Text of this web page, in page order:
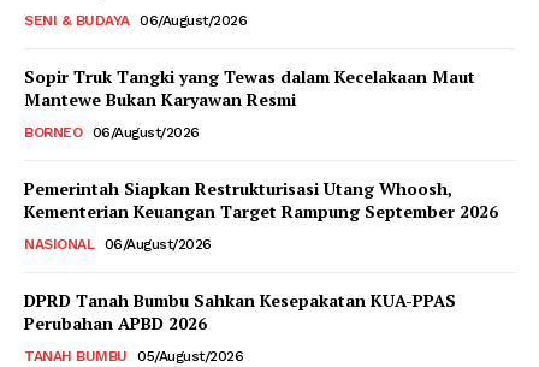
SENI & BUDAYA 06/August/2026
Sopir Truk Tangki yang Tewas dalam Kecelakaan Maut
Mantewe Bukan Karyawan Resmi
BORNEO 06/August/2026
Pemerintah Siapkan Restrukturisasi Utang Whoosh,
Kementerian Keuangan Target Rampung September 2026
NASIONAL 06/August/2026
DPRD Tanah Bumbu Sahkan Kesepakatan KUA-PPAS
Perubahan APBD 2026
TANAH BUMBU 05/August/2026